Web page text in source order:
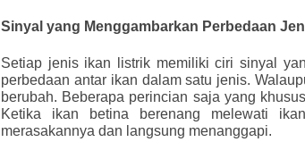
Sinyal yang Menggambarkan Perbedaan
Setiap jenis ikan listrik memiliki ciri sinyal
perbedaan antar ikan dalam satu jenis.
berubah. Beberapa perincian saja yang
Ketika ikan betina berenang melewati
merasakannya dan langsung menanggapi.